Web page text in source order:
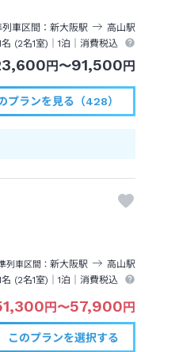
車区間 新大阪駅 高山駅
名 (2名1室)｜1泊 ｜消費税込
円〜91,500円
プランを見る（428）
列車区間 新大阪駅 高山駅
名 (2名1室)｜1泊 ｜消費税込
円 〜57,900 円
このプランを選択する